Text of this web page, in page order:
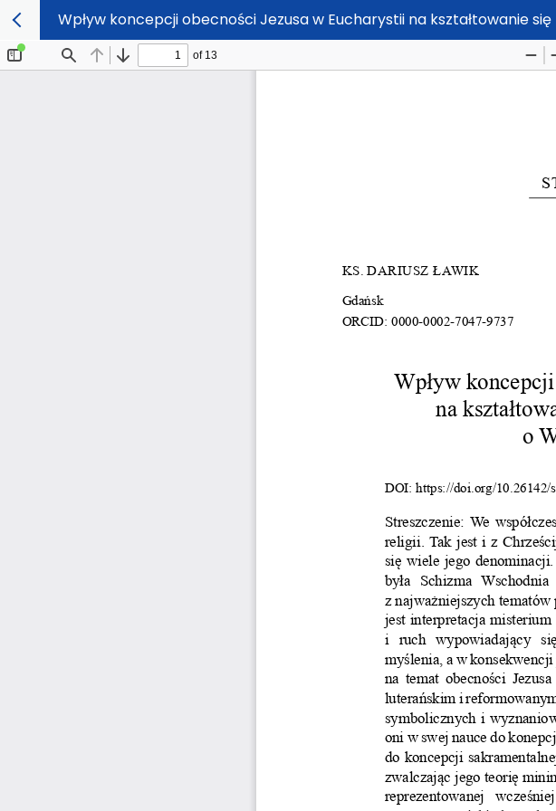
Wpływ koncepcji obecności Jezusa w Eucharystii na kształtowanie